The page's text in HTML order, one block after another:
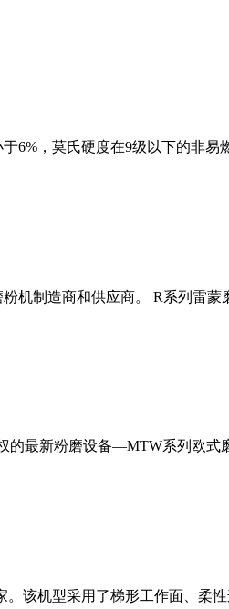
，莫氏硬度在9级以下的非
机制造商和供应商。 R系列雷
最新粉磨设备—MTW系列欧式
该机型采用了梯形工作面、柔